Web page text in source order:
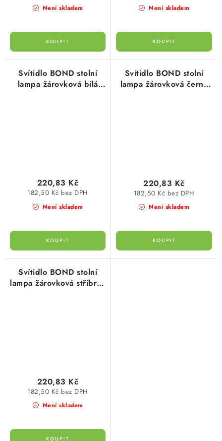
Není skladem Není skladem
Svítidlo BOND stolní
lampa žárovková bílá
Není skladem
182,50 Kč bez DPH
220,83 Kč
Svítidlo BOND stolní
lampa žárovková černá
Není skladem
182,50 Kč bez DPH
220,83 Kč
Svítidlo BOND stolní
lampa žárovková stříbrná
Není skladem
182,50 Kč bez DPH
220,83 Kč